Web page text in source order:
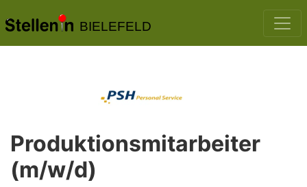
BIELEFELD
Produktionsmitarbeiter
(m/w/d)